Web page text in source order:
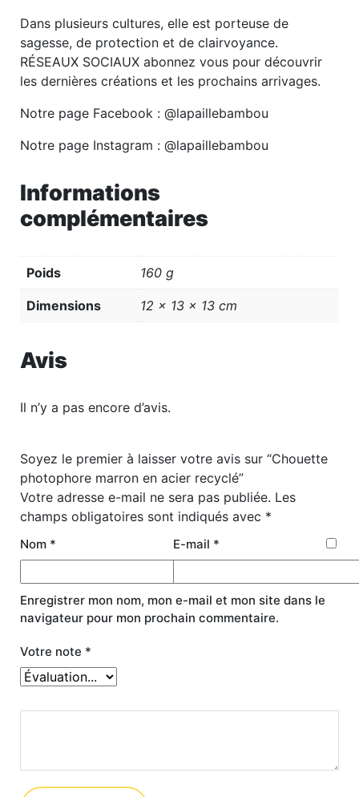
Dans plusieurs cultures, elle est porteuse de
sagesse, de protection et de clairvoyance.
RÉSEAUX SOCIAUX abonnez vous pour découvrir
les dernières créations et les prochains arrivages.
Notre page Facebook : @lapaillebambou
Notre page Instagram : @lapaillebambou
Informations
complémentaires
Poids 160 g
Dimensions 12 × 13 × 13 cm
Avis
Il n’y a pas encore d’avis.
Soyez le premier à laisser votre avis sur “Chouette
photophore marron en acier recyclé”
Votre adresse e-mail ne sera pas publiée. Les
champs obligatoires sont indiqués avec *
Nom * E-mail *
Enregistrer mon nom, mon e-mail et mon site dans le
navigateur pour mon prochain commentaire.
Votre note *